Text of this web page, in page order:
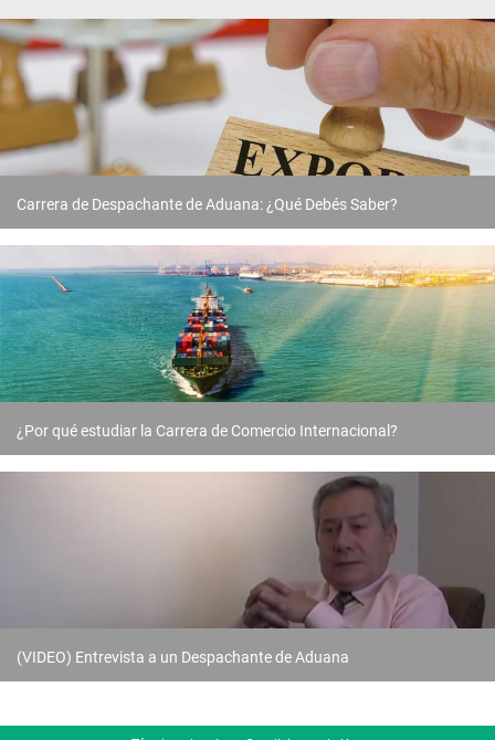
Carrera de Despachante de Aduana: ¿Qué Debés Saber?
¿Por qué estudiar la Carrera de Comercio Internacional?
(VIDEO) Entrevista a un Despachante de Aduana